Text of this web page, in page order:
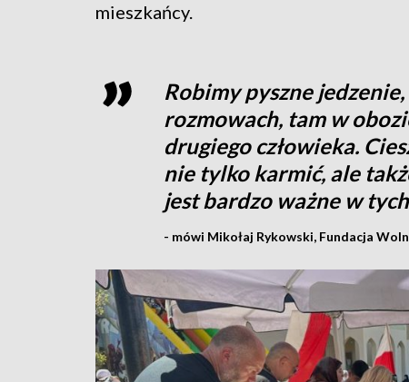
mieszkańcy.
Robimy pyszne
rozmowach, tam w
drugiego człowieka.
nie tylko karmić, ale
jest bardzo ważne w
- mówi Mikołaj Rykowski, Fundacja